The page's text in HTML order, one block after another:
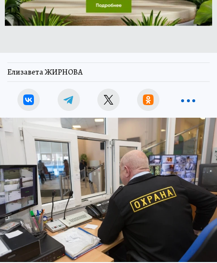
Елизавета ЖИРНОВА